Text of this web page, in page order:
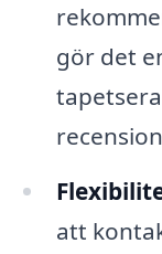
gör det
att